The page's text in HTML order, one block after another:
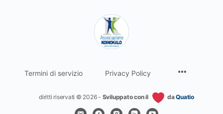
Termini di servizio Privacy Policy
diritti riservati © 2026 - Sviluppato con il daQuatio